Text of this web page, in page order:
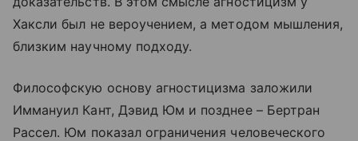
Хаксли был не вероучением, а методом мышления,
близким научному подходу.
Философскую основу агностицизма заложили
Иммануил Кант, Дэвид Юм и позднее – Бертран
Рассел. Юм показал ограничения человеческого